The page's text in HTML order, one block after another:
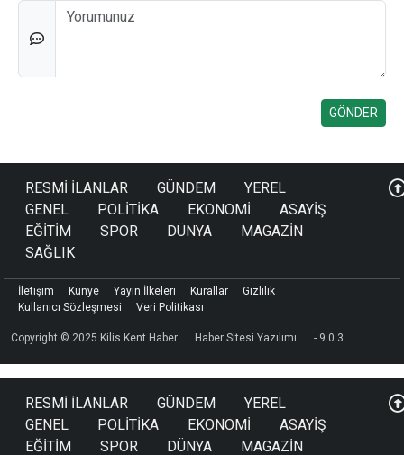
Düşünceleriniz
RESMİ İLANLAR GÜNDEM
YEREL
GENEL
POLİTİKA EKONOMİ
ASAYİŞ
EĞİTİM
SPOR DÜNYA
MAGAZİN
SAĞLIK
Copyright © 2025 Kilis Kent Haber Haber Sitesi Yazılımı - 9.0.3
İletişim Künye Yayın İlkeleri Kurallar
Gizlilik
Kullanıcı Sözleşmesi
Veri Politikası
RESMİ İLANLAR GÜNDEM
YEREL
GENEL
POLİTİKA EKONOMİ
ASAYİŞ
EĞİTİM
SPOR DÜNYA MAGAZİN